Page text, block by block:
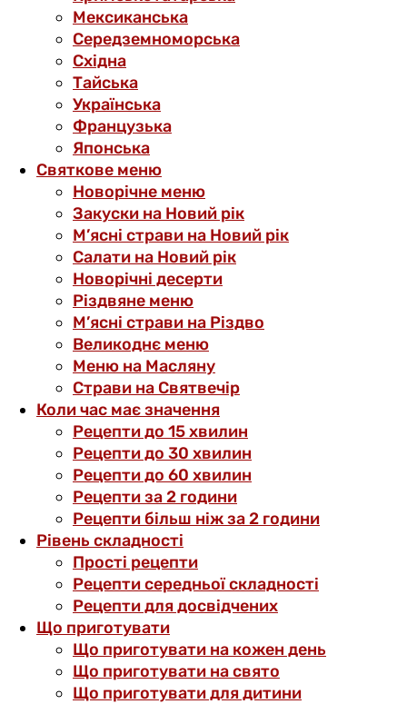
Мексиканська
Середземноморська
Східна
Тайська
Українська
Французька
Японська
Святкове меню
Новорічне меню
Закуски на Новий рік
М’ясні страви на Новий рік
Салати на Новий рік
Новорічні десерти
Різдвяне меню
М’ясні страви на Різдво
Великоднє меню
Меню на Масляну
Страви на Святвечір
Коли час має значення
Рецепти до 15 хвилин
Рецепти до 30 хвилин
Рецепти до 60 хвилин
Рецепти за 2 години
Рецепти більш ніж за 2 години
Рівень складності
Прості рецепти
Рецепти середньої складності
Рецепти для досвідчених
Що приготувати
Що приготувати на кожен день
Що приготувати на свято
Що приготувати для дитини